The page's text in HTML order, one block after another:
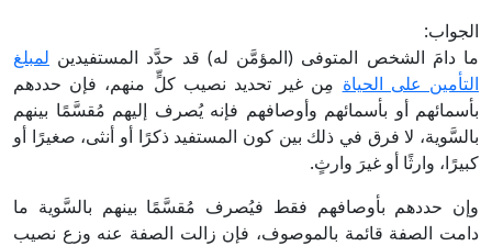
الجواب:
ما دامَ الشخص المتوفى (المؤمَّن له) قد حدَّد المستفيدين لمبلغ
التأمين على الحياة مِن غير تحديد نصيب كلٍّ منهم، فإن حددهم
بأسمائهم أو بأسمائهم وأوصافهم فإنه يُصرف إليهم مُقسَّمًا بينهم
بالسَّوية، لا فرق في ذلك بين كون المستفيد ذكرًا أو أنثى، صغيرًا أو
كبيرًا، وارثًا أو غيرَ وارثٍ.
وإن حددهم بأوصافهم فقط فيُصرف مُقسَّمًا بينهم بالسَّوية ما
دامت الصفة قائمة بالموصوف، فإن زالت الصفة عنه وزع نصيب